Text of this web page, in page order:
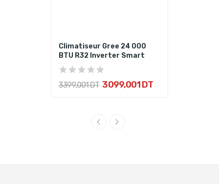
Climatiseur Gree 24 000
BTU R32 Inverter Smart
3 399,001 DT 3 099,001 DT